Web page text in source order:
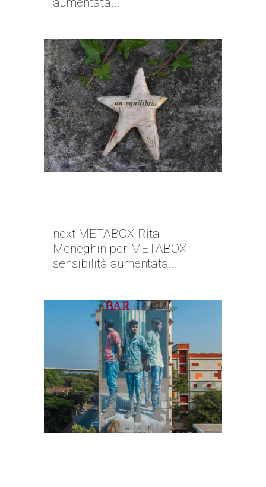
next METABOX Rita
Meneghin per METABOX -
sensibilità aumentata...